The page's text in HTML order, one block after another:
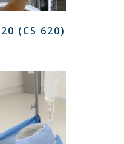
(CS 620)